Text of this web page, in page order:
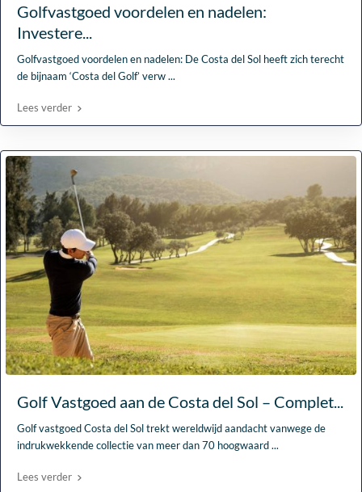
Golfvastgoed voordelen en nadelen:
Investere...
Golfvastgoed voordelen en nadelen: De Costa del Sol heeft zich terecht
de bijnaam ‘Costa del Golf’ verw...
Lees verder
Golf Vastgoed aan de Costa del Sol – Complet...
Golf vastgoed Costa del Sol trekt wereldwijd aandacht vanwege de
indrukwekkende collectie van meer dan 70 hoogwaard...
Lees verder